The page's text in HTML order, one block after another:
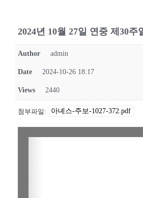
2024년 10월 27일 연중 제30주
Author admin
Date 2024-10-26 18:17
Views 2440
첨부파일: 아녜스-주보-1027-372.pdf